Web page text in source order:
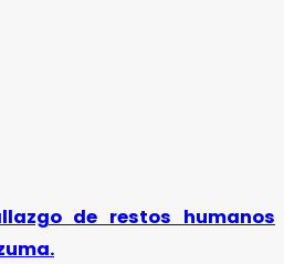
de restos humanos